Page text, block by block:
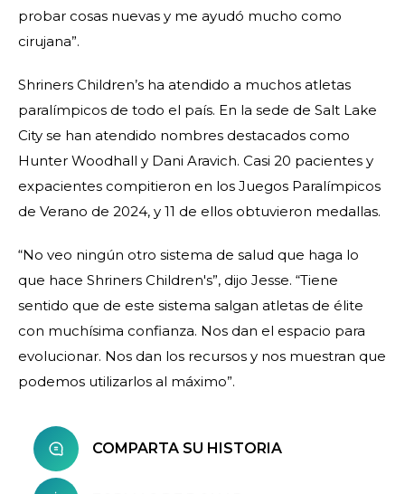
probar cosas nuevas y me ayudó mucho como
cirujana”.
Shriners Children’s ha atendido a muchos atletas
paralímpicos de todo el país. En la sede de Salt Lake
City se han atendido nombres destacados como
Hunter Woodhall y Dani Aravich. Casi 20 pacientes y
expacientes compitieron en los Juegos Paralímpicos
de Verano de 2024, y 11 de ellos obtuvieron medallas.
“No veo ningún otro sistema de salud que haga lo
que hace Shriners Children's”, dijo Jesse. “Tiene
sentido que de este sistema salgan atletas de élite
con muchísima confianza. Nos dan el espacio para
evolucionar. Nos dan los recursos y nos muestran que
podemos utilizarlos al máximo”.
COMPARTA SU HISTORIA